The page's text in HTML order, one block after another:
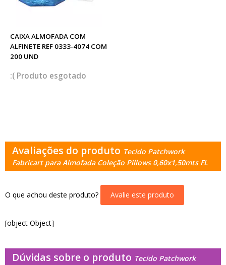
CAIXA ALMOFADA COM
ALFINETE REF 0333-4074 COM
200 UND
esgotado
Avaliações do produto Tecido Patchwork
Fabricart para Almofada Coleção Pillows 0,60x1,50mts FL
O que achou deste produto? Avalie este produto
[object Object]
Dúvidas sobre o produto Tecido Patchwork